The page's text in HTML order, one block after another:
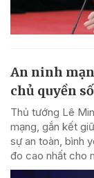
An ninh
chủ quyền
Thủ tướng Lê
mạng, gắn kết
sự an toàn, bình
đo cao nhất cho